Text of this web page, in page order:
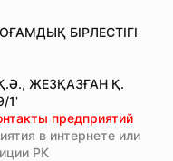
БІРЛЕСТІГІ
ЖЕЗҚАЗҒАН Қ.
1'
предприятий
в интернете или
РК